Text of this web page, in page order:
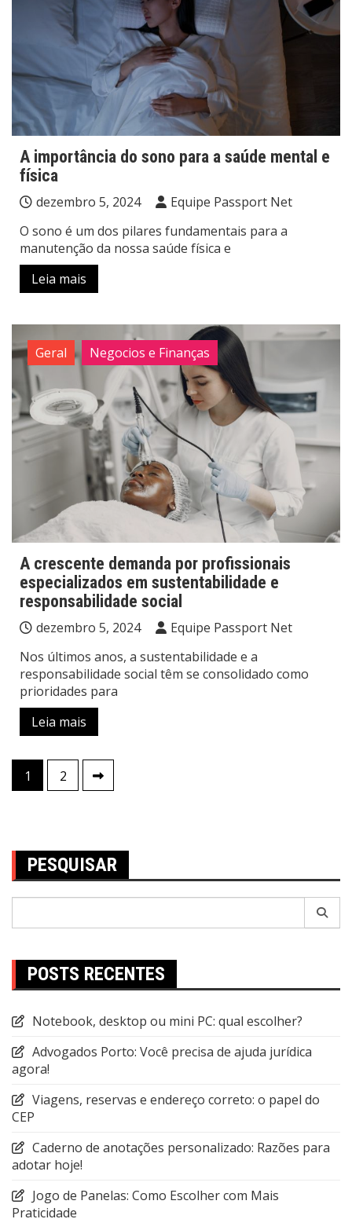
A importância do sono para a saúde mental e
física
dezembro 5, 2024
Equipe Passport Net
O sono é um dos pilares fundamentais para a
manutenção da nossa saúde física e
Leia mais
Geral Negocios e Finanças
A crescente demanda por profissionais
especializados em sustentabilidade e
responsabilidade social
dezembro 5, 2024
Equipe Passport Net
Nos últimos anos, a sustentabilidade e a
responsabilidade social têm se consolidado como
prioridades para
Leia mais
Navegação
por
1 2
PESQUISAR
POSTS RECENTES
Notebook, desktop ou mini PC: qual escolher?
Advogados Porto: Você precisa de ajuda jurídica
agora!
Viagens, reservas e endereço correto: o papel do
CEP
Caderno de anotações personalizado: Razões para
adotar hoje!
Jogo de Panelas: Como Escolher com Mais
Praticidade